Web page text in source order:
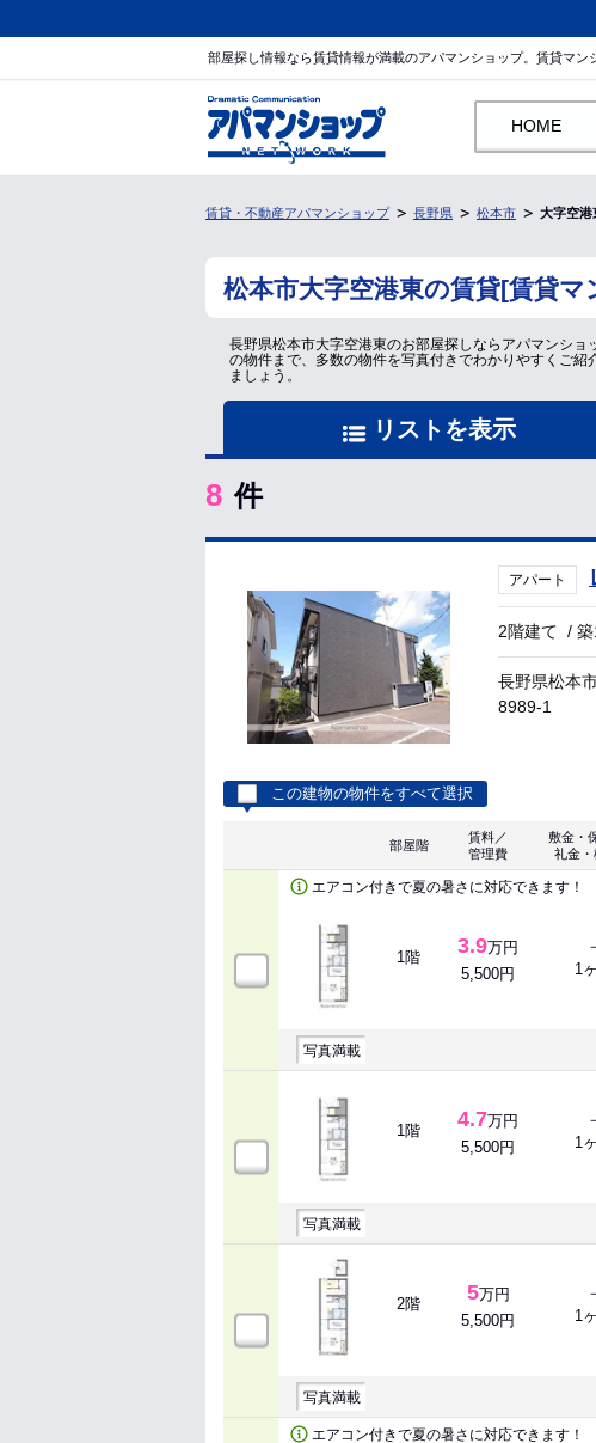
部屋探し情報なら賃貸情報が満載のアパマンショップ。賃貸マン
HOME
賃貸・不動産アパマンショップ 長野県 松本市 大字空港
松本市大字空港東の賃貸[賃貸
長野県松本市大字空港東のお部屋探しならアパマンシ
の物件まで、多数の物件を写真付きでわかりやすくご
ましょう。
リストを表示
8 件
アパート
2階建て /
長野県松本
8989-1
この建物の物件をすべて選択
部屋階
賃料／
管理費
敷金・
礼金
エアコン付きで夏の暑さに対応できます！
1階 3.9万円
5,500円
1
写真満載
1階 4.7万円
5,500円
1
写真満載
2階 5万円
5,500円
1
写真満載
エアコン付きで夏の暑さに対応できます！